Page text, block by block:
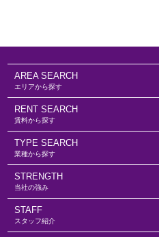
エリアから探す
AREA SEARCH
賃料から探す
RENT SEARCH
業種から探す
TYPE SEARCH
当社の強み
STRENGTH
スタッフ紹介
STAFF